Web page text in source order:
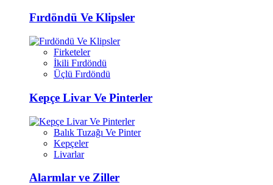
Fırdöndü Ve Klipsler
Firketeler
İkili Fırdöndü
Üçlü Fırdöndü
Kepçe Livar Ve Pinterler
Balık Tuzağı Ve Pinter
Kepçeler
Livarlar
Alarmlar ve Ziller